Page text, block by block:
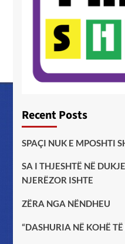
Recent Posts
SPAÇI NUK E MPOSHTI
SA I THJESHTË NË
NJERËZOR ISHTE
ZËRA NGA NËNDHEU
“DASHURIA NË KOHË